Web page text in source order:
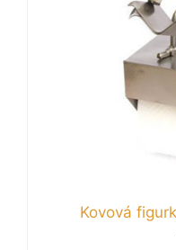
Kovová